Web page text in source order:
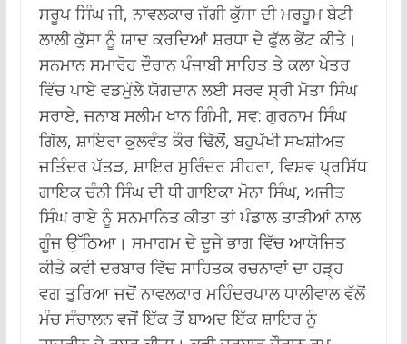
ਸਰੂਪ ਸਿੰਘ ਜੀ, ਨਾਵਲਕਾਰ ਜੱਗੀ ਕੁੱਸਾ ਦੀ ਮਰਹੂਮ ਬੇਟੀ
ਲਾਲੀ ਕੁੱਸਾ ਨੂੰ ਯਾਦ ਕਰਦਿਆਂ ਸ਼ਰਧਾ ਦੇ ਫੁੱਲ ਭੇਂਟ ਕੀਤੇ।
ਸਨਮਾਨ ਸਮਾਰੋਹ ਦੌਰਾਨ ਪੰਜਾਬੀ ਸਾਹਿਤ ਤੇ ਕਲਾ ਖੇਤਰ
ਵਿੱਚ ਪਾਏ ਵਡਮੁੱਲੇ ਯੋਗਦਾਨ ਲਈ ਸਰਵ ਸ੍ਰੀ ਮੋਤਾ ਸਿੰਘ
ਸਰਾਏ, ਜਨਾਬ ਸਲੀਮ ਖਾਨ ਗਿੰਮੀ, ਸਵ: ਗੁਰਨਾਮ ਸਿੰਘ
ਗਿੱਲ, ਸ਼ਾਇਰਾ ਕੁਲਵੰਤ ਕੌਰ ਢਿੱਲੋਂ, ਬਹੁਪੱਖੀ ਸਖਸ਼ੀਅਤ
ਜਤਿੰਦਰ ਪੱਤੜ, ਸ਼ਾਇਰ ਸੁਰਿੰਦਰ ਸੀਹਰਾ, ਵਿਸ਼ਵ ਪ੍ਰਸਿੱਧ
ਗਾਇਕ ਚੰਨੀ ਸਿੰਘ ਦੀ ਧੀ ਗਾਇਕਾ ਮੋਨਾ ਸਿੰਘ, ਅਜੀਤ
ਸਿੰਘ ਰਾਏ ਨੂੰ ਸਨਮਾਨਿਤ ਕੀਤਾ ਤਾਂ ਪੰਡਾਲ ਤਾੜੀਆਂ ਨਾਲ
ਗੂੰਜ ਉੱਠਿਆ। ਸਮਾਗਮ ਦੇ ਦੂਜੇ ਭਾਗ ਵਿੱਚ ਆਯੋਜਿਤ
ਕੀਤੇ ਕਵੀ ਦਰਬਾਰ ਵਿੱਚ ਸਾਹਿਤਕ ਰਚਨਾਵਾਂ ਦਾ ਹੜ੍ਹ
ਵਗ ਤੁਰਿਆ ਜਦੋਂ ਨਾਵਲਕਾਰ ਮਹਿੰਦਰਪਾਲ ਧਾਲੀਵਾਲ ਵੱਲੋਂ
ਮੰਚ ਸੰਚਾਲਨ ਵਜੋਂ ਇੱਕ ਤੋਂ ਬਾਅਦ ਇੱਕ ਸ਼ਾਇਰ ਨੂੰ